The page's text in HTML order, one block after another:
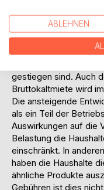
die Grundmieten um
um 79 %. Die
20,2 % und 1997
Bruttokaltmiete. Die
gestiegen sind. Auch
Bruttokaltmiete wird
Die ansteigende
als ein Teil der
Auswirkungen auf die
Belastung die
einschränkt. In
haben die Haushalte
ähnliche Produkte
Gebühren ist dies
ABLEHNEN